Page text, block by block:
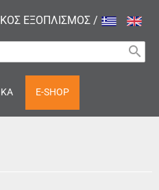
ΕΞΟΠΛΙΣΜΟΣ /
search
E-SHOP